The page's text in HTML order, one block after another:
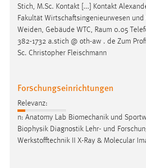
Stich, M.Sc. Kontakt [...] Kontakt
Fakultät Wirtschaftsingenieurwesen
Weiden, Gebäude WTC, Raum 0.05
382-1732 a.stich @ oth-aw . de Zum
Sc. Christopher Fleischmann
Forschungseinrichtungen
Relevanz:
n: Anatomy Lab Biomechanik und
Biophysik Diagnostik Lehr- und
Werkstofftechnik II X-Ray & Molecular